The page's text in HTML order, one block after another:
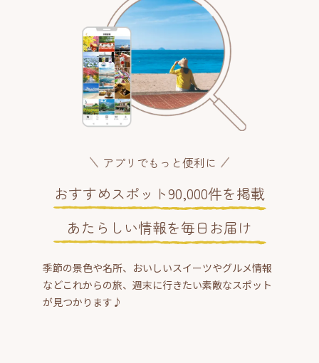
アプリでもっと便利に
おすすめスポット90,000件を掲載
あたらしい情報を毎日お届け
季節の景色や名所、おいしいスイーツやグルメ情報
などこれからの旅、週末に行きたい素敵なスポット
が見つかります♪